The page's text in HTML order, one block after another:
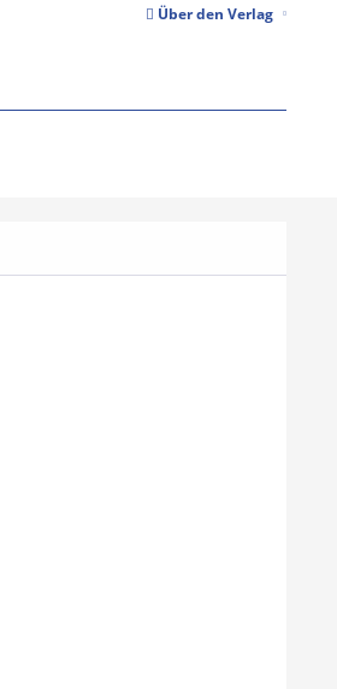
Über den Verlag